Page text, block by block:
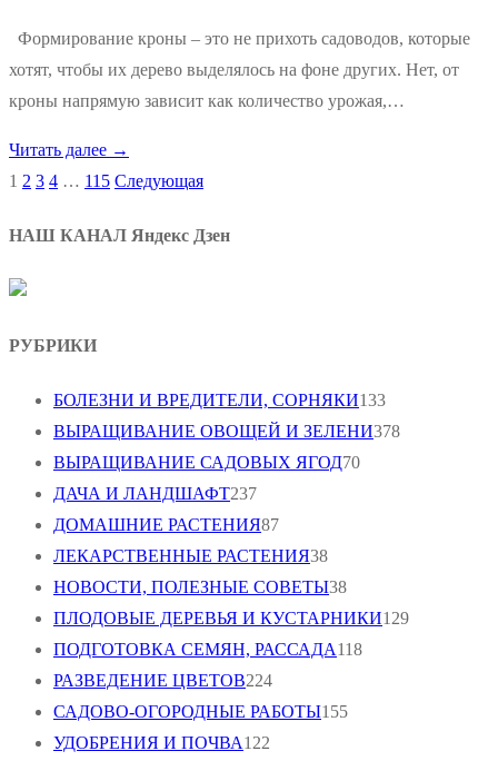
Формирование кроны – это не прихоть садоводов, которые
хотят, чтобы их дерево выделялось на фоне других. Нет, от
кроны напрямую зависит как количество урожая,…
Читать далее →
Пагинация
записей
1 2 3 4 … 115 Следующая
НАШ КАНАЛ Яндекс Дзен
РУБРИКИ
БОЛЕЗНИ И ВРЕДИТЕЛИ, СОРНЯКИ133
ВЫРАЩИВАНИЕ ОВОЩЕЙ И ЗЕЛЕНИ378
ВЫРАЩИВАНИЕ САДОВЫХ ЯГОД70
ДАЧА И ЛАНДШАФТ237
ДОМАШНИЕ РАСТЕНИЯ87
ЛЕКАРСТВЕННЫЕ РАСТЕНИЯ38
НОВОСТИ, ПОЛЕЗНЫЕ СОВЕТЫ38
ПЛОДОВЫЕ ДЕРЕВЬЯ И КУСТАРНИКИ129
ПОДГОТОВКА СЕМЯН, РАССАДА118
РАЗВЕДЕНИЕ ЦВЕТОВ224
САДОВО-ОГОРОДНЫЕ РАБОТЫ155
УДОБРЕНИЯ И ПОЧВА122